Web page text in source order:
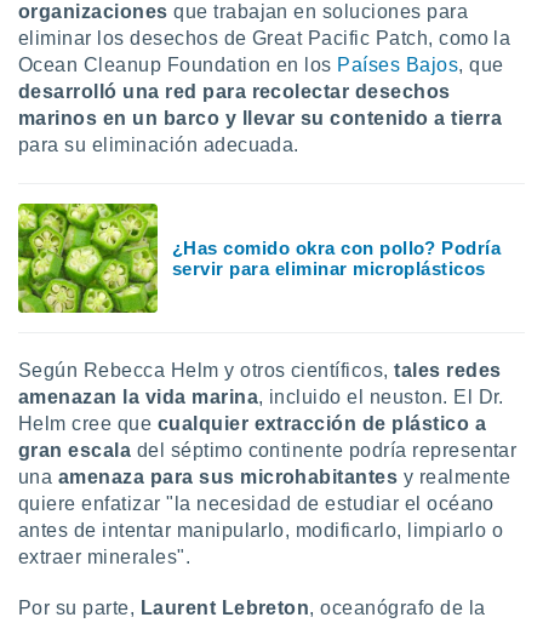
organizacionesque trabajan en soluciones para
eliminar los desechos de Great Pacific Patch, como la
Ocean Cleanup Foundation en los Países Bajos, que
desarrolló una red para recolectar desechos
marinos en un barco y
llevar su contenido a tierra
para su eliminación adecuada.
¿Has comido okra con pollo? Podría
servir para eliminar microplásticos
Según Rebecca Helm y otros científicos,tales redes
amenazan la vida marina, incluido el neuston. El Dr.
Helm cree que cualquier extracción de plástico a
gran escala del séptimo continente podría representar
una amenaza para sus microhabitantes y realmente
quiere enfatizar "la necesidad de estudiar el océano
antes de intentar manipularlo, modificarlo, limpiarlo o
extraer minerales".
Por su parte, Laurent Lebreton, oceanógrafo de la